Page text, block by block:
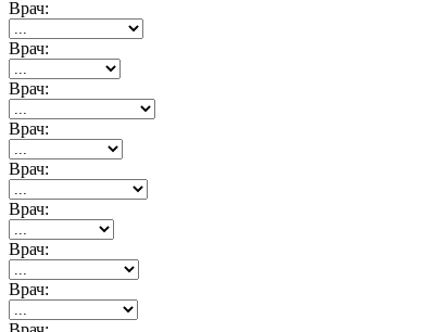
Врач:
Врач:
Врач:
Врач:
Врач:
Врач:
Врач:
Врач: